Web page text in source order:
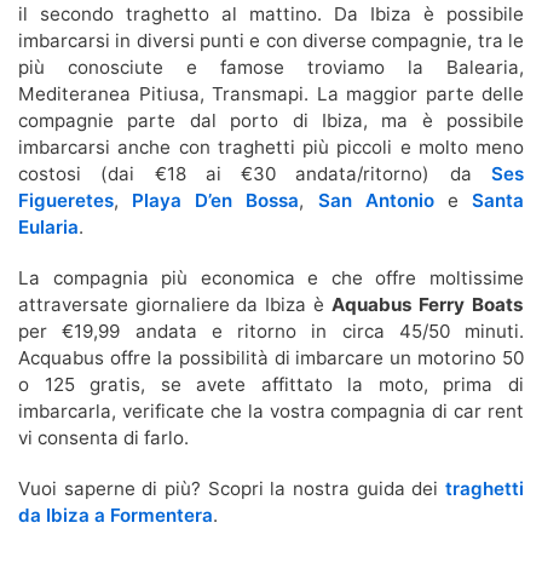
il secondo traghetto al mattino. Da Ibiza è possibile
imbarcarsi in diversi punti e con diverse compagnie, tra le
più conosciute e famose troviamo la Balearia,
Mediteranea Pitiusa, Transmapi. La maggior parte delle
compagnie parte dal porto di Ibiza, ma è possibile
imbarcarsi anche con traghetti più piccoli e molto meno
costosi (dai €18 ai €30 andata/ritorno) da Ses
Figueretes, Playa D’en Bossa, San AntonioeSanta
Eularia.
La compagnia più economica e che offre moltissime
attraversate giornaliere da Ibiza è Aquabus Ferry Boats
per €19,99 andata e ritorno in circa 45/50 minuti.
Acquabus offre la possibilità di imbarcare un motorino 50
o 125 gratis, se avete affittato la moto, prima di
imbarcarla, verificate che la vostra compagnia di car rent
vi consenta di farlo.
Vuoi saperne di più? Scopri la nostra guida dei traghetti
da Ibiza a Formentera.